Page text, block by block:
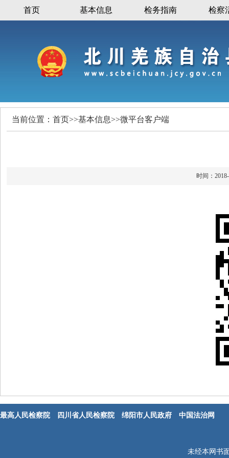
首页 基本信息 检务指南 检察
当前位置： 首页>>基本信息>>微平台客户端
时间：
最高人民检察院 四川省人民检察院 绵阳市人民政府 中国法治网
未经本网书